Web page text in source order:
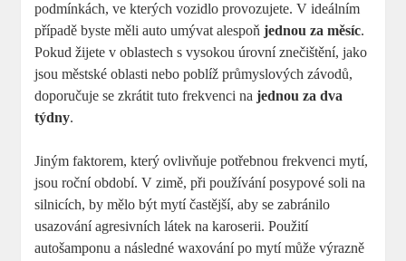
podmínkách, ve kterých vozidlo provozujete. V ideálním
případě byste měli auto umývat alespoňjednou za měsíc.
Pokud žijete v oblastech s vysokou úrovní znečištění, jako
jsou městské oblasti nebo poblíž průmyslových závodů,
doporučuje se zkrátit tuto frekvenci najednou za dva
týdny.
Jiným faktorem, který ovlivňuje potřebnou frekvenci mytí,
jsou roční období. V zimě, při používání posypové soli na
silnicích, by mělo být mytí častější, aby se zabránilo
usazování agresivních látek na karoserii. Použití
autošamponu a následné waxování po mytí může výrazně